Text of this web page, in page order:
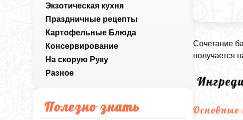
Экзотическая кухня
Праздничные рецепты
Картофельные Блюда
Консервирование
На скорую Руку
Разное
Полезно знать
Сочетание
получается
Основные